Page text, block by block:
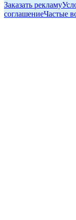
Заказать рекламу
соглашениеЧастые